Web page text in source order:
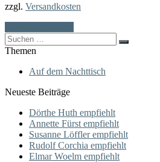
zzgl. Versandkosten
Search
for:
Themen
Auf dem Nachttisch
Neueste Beiträge
Dörthe Huth empfiehlt
Annette Fürst empfiehlt
Susanne Löffler empfiehlt
Rudolf Corchia empfiehlt
Elmar Woelm empfiehlt